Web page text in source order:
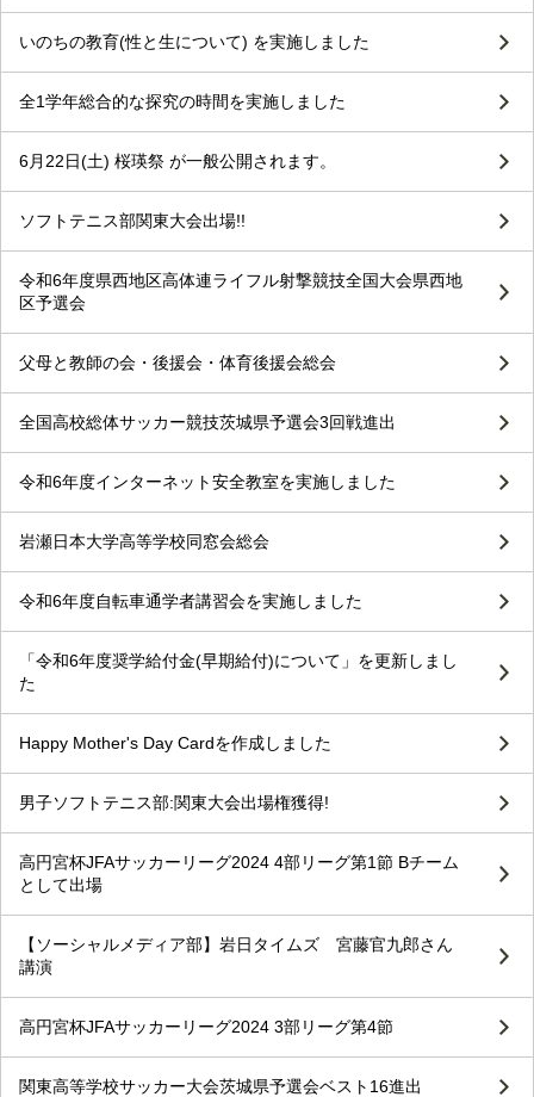
いのちの教育(性と生について) を実施しました
全1学年総合的な探究の時間を実施しました
6月22日(土) 桜瑛祭 が一般公開されます。
ソフトテニス部関東大会出場!!
令和6年度県西地区高体連ライフル射撃競技全国大会県西地
区予選会
父母と教師の会・後援会・体育後援会総会
全国高校総体サッカー競技茨城県予選会3回戦進出
令和6年度インターネット安全教室を実施しました
岩瀬日本大学高等学校同窓会総会
令和6年度自転車通学者講習会を実施しました
「令和6年度奨学給付金(早期給付)について」を更新しまし
た
Happy Mother's Day Cardを作成しました
男子ソフトテニス部:関東大会出場権獲得!
高円宮杯JFAサッカーリーグ2024 4部リーグ第1節 Bチーム
として出場
【ソーシャルメディア部】岩日タイムズ 宮藤官九郎さん
講演
高円宮杯JFAサッカーリーグ2024 3部リーグ第4節
関東高等学校サッカー大会茨城県予選会ベスト16進出